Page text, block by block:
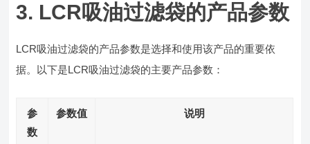
3. LCR吸油过滤袋的产品参数
LCR吸油过滤袋的产品参数是选择和使用该产品的重要依
据。以下是LCR吸油过滤袋的主要产品参数：
参
数
参数值 说明